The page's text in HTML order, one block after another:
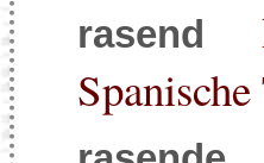
rasend